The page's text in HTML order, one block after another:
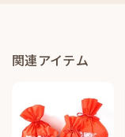
関連アイテム